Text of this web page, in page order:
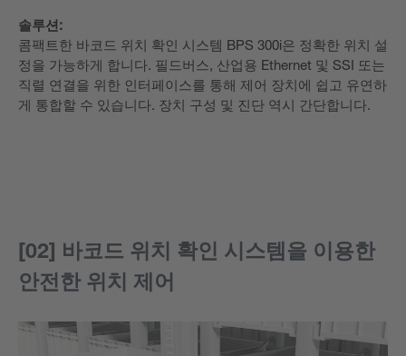
솔루션:
콤팩트한 바코드 위치 확인 시스템 BPS 300i은 정확한 위치 설
정을 가능하게 합니다. 필드버스, 산업용 Ethernet 및 SSI 또는
직렬 연결을 위한 인터페이스를 통해 제어 장치에 쉽고 유연하
게 통합할 수 있습니다. 장치 구성 및 진단 역시 간단합니다.
[02] 바코드 위치 확인 시스템을 이용한
안전한 위치 제어